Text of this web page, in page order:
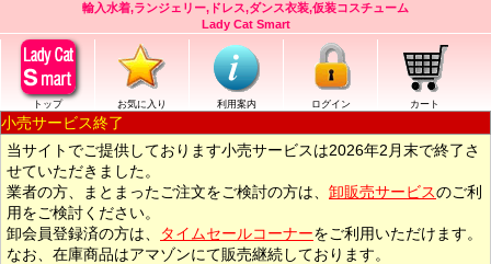
輸入水着,ランジェリー,ドレス,ダンス衣装,仮装コスチューム
Lady Cat Smart
トップ お気に入り 利用案内 ログイン カート
小売サービス終了
当サイトでご提供しております小売サービスは2026年2月末で終了さ
せていただきました。
業者の方、まとまったご注文をご検討の方は、 卸販売サービスのご利
用をご検討ください。
卸会員登録済の方は、
タイムセールコーナーをご利用いただけます。
なお、在庫商品はアマゾンにて販売継続しております。